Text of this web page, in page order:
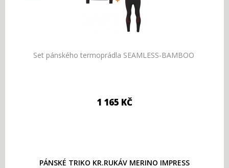
Set pánského termoprádla SEAMLESS-BAMBOO
1 165 KČ
PÁNSKÉ TRIKO KR.RUKÁV MERINO IMPRESS